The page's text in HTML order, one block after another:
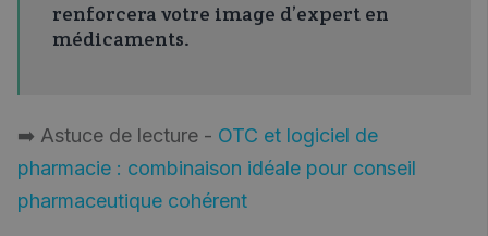
renforcera votre image d’expert en
médicaments.
➡️ Astuce de lecture - OTC et logiciel de
pharmacie : combinaison idéale pour conseil
pharmaceutique cohérent